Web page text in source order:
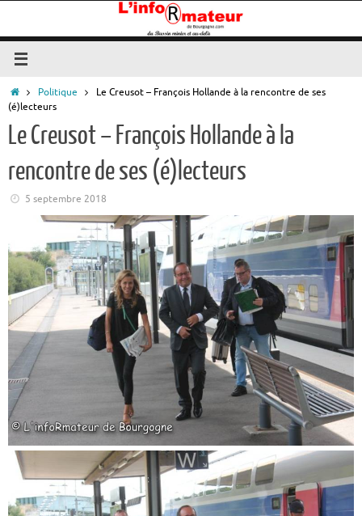
contenu
AccueilPolitique
Le Creusot – François Hollande à la rencontre de ses
(é)lecteurs
Le Creusot – François Hollande à la
rencontre de ses (é)lecteurs
5 septembre 2018